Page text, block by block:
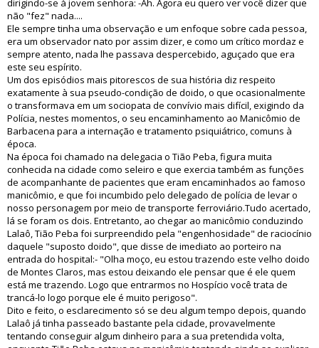
dirigindo-se à jovem senhora: -Ah. Agora eu quero ver você dizer que
não "fez" nada....
Ele sempre tinha uma observação e um enfoque sobre cada pessoa,
era um observador nato por assim dizer, e como um crítico mordaz e
sempre atento, nada lhe passava despercebido, aguçado que era
este seu espírito.
Um dos episódios mais pitorescos de sua história diz respeito
exatamente à sua pseudo-condição de doido, o que ocasionalmente
o transformava em um sociopata de convívio mais difícil, exigindo da
Polícia, nestes momentos, o seu encaminhamento ao Manicômio de
Barbacena para a internação e tratamento psiquiátrico, comuns à
época.
Na época foi chamado na delegacia o Tião Peba, figura muita
conhecida na cidade como seleiro e que exercia também as funções
de acompanhante de pacientes que eram encaminhados ao famoso
manicômio, e que foi incumbido pelo delegado de polícia de levar o
nosso personagem por meio de transporte ferroviário.Tudo acertado,
lá se foram os dois. Entretanto, ao chegar ao manicômio conduzindo
Lalaô, Tião Peba foi surpreendido pela "engenhosidade" de raciocínio
daquele "suposto doido", que disse de imediato ao porteiro na
entrada do hospital:- "Olha moço, eu estou trazendo este velho doido
de Montes Claros, mas estou deixando ele pensar que é ele quem
está me trazendo. Logo que entrarmos no Hospício você trata de
trancá-lo logo porque ele é muito perigoso".
Dito e feito, o esclarecimento só se deu algum tempo depois, quando
Lalaô já tinha passeado bastante pela cidade, provavelmente
tentando conseguir algum dinheiro para a sua pretendida volta,